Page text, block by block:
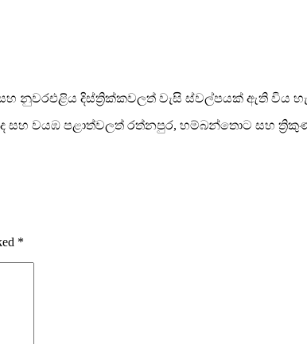
නුවරඑළිය දිස්ත්‍රික්කවලත් වැසි ස්වල්පයක් ඇති විය
සහ වයඹ පළාත්වලත් රත්නපුර, හම්බන්තොට සහ
*